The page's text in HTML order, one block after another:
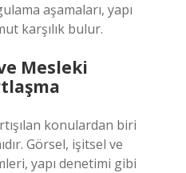
aşamaları, yapı
karşılık bulur.
Mesleki
konulardan biri
Görsel, işitsel ve
yapı denetimi gibi